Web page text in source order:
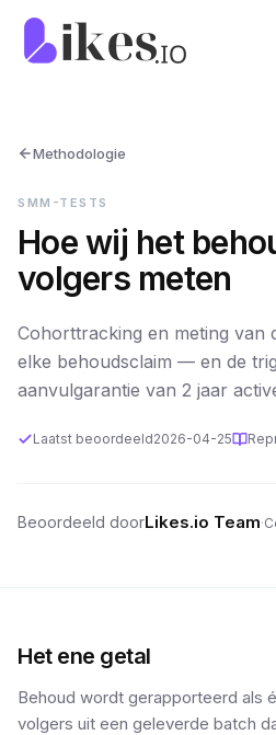
Naar inhoud springen
Methodologie
SMM-TESTS
Hoe wij het
volgers meten
Cohorttracking en meting van
elke behoudsclaim — en de
aanvulgarantie van 2 jaar
Laatst beoordeeld2026-04-25
Beoordeeld doorLikes.io Team·
Het ene getal
Behoud wordt gerapporteerd als
volgers uit een geleverde batch